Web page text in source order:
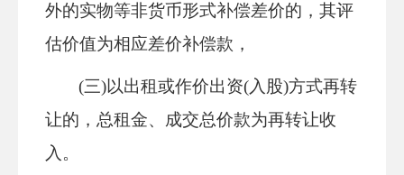
外的实物等非货币形式补偿差价的，其评
估价值为相应差价补偿款，
(三)以出租或作价出资(入股)方式再转
让的，总租金、成交总价款为再转让收
入。